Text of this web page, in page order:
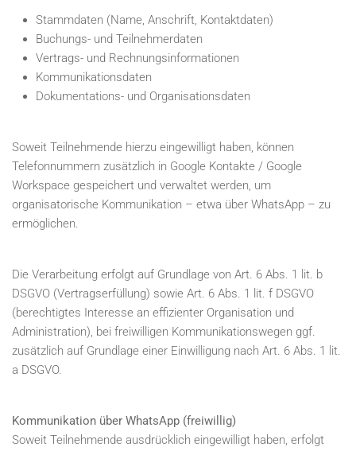
Stammdaten (Name, Anschrift, Kontaktdaten)
Buchungs- und Teilnehmerdaten
Vertrags- und Rechnungsinformationen
Kommunikationsdaten
Dokumentations- und Organisationsdaten
Soweit Teilnehmende hierzu eingewilligt haben, können
Telefonnummern zusätzlich in Google Kontakte / Google
Workspace gespeichert und verwaltet werden, um
organisatorische Kommunikation – etwa über WhatsApp – zu
ermöglichen.
Die Verarbeitung erfolgt auf Grundlage von Art. 6 Abs. 1 lit. b
DSGVO (Vertragserfüllung) sowie Art. 6 Abs. 1 lit. f DSGVO
(berechtigtes Interesse an effizienter Organisation und
Administration), bei freiwilligen Kommunikationswegen ggf.
zusätzlich auf Grundlage einer Einwilligung nach Art. 6 Abs. 1 lit.
a DSGVO.
Kommunikation über WhatsApp (freiwillig)
Soweit Teilnehmende ausdrücklich eingewilligt haben, erfolgt